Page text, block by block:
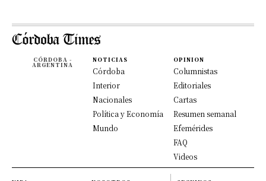
CÓRDOBA -
ARGENTINA
NOTICIAS
Córdoba
Interior
Nacionales
Política y Economía
Mundo
OPINION
Columnistas
Editoriales
Cartas
Resumen semanal
Efemérides
FAQ
Videos